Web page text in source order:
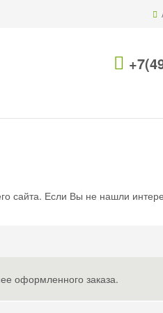
сайта. Если Вы не нашли
оформленного заказа.